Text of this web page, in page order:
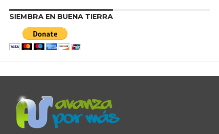
SIEMBRA EN BUENA TIERRA